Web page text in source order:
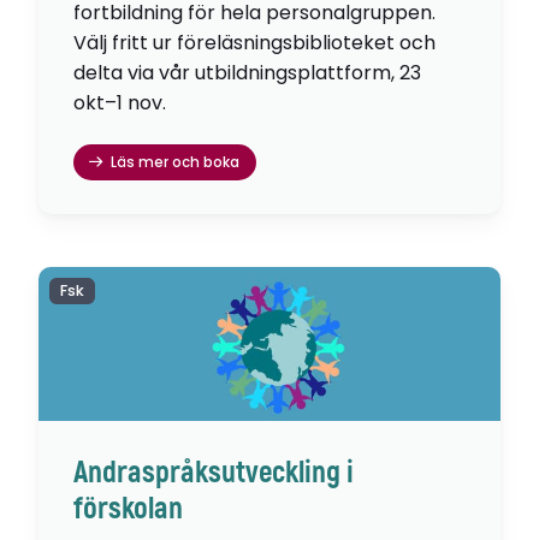
fortbildning för hela personalgruppen.
Välj fritt ur föreläsningsbiblioteket och
delta via vår utbildningsplattform, 23
okt–1 nov.
Läs mer och boka
Andraspråksutveckling i
förskolan
Fsk